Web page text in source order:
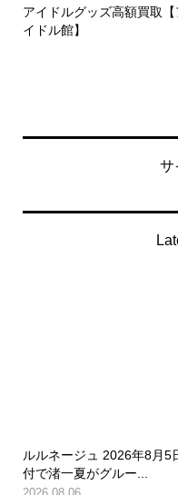
アイドルグッズ高額買取【
イドル館】
サ
ルルネージュ 2026年8月5
付で渚一夏がグルー...